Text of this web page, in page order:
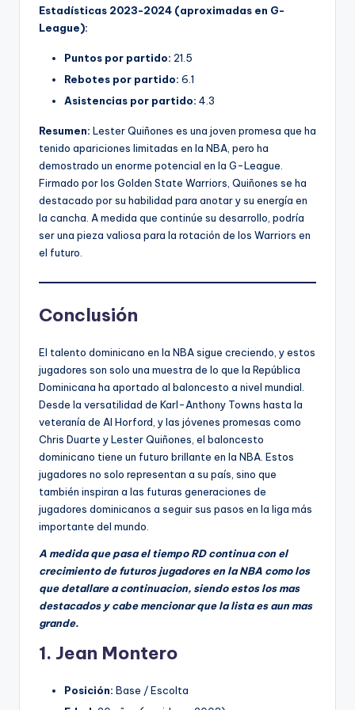
Estadísticas 2023-2024 (aproximadas en G-
League):
Puntos por partido: 21.5
Rebotes por partido: 6.1
Asistencias por partido: 4.3
Resumen: Lester Quiñones es una joven promesa que ha
tenido apariciones limitadas en la NBA, pero ha
demostrado un enorme potencial en la G-League.
Firmado por los Golden State Warriors, Quiñones se ha
destacado por su habilidad para anotar y su energía en
la cancha. A medida que continúe su desarrollo, podría
ser una pieza valiosa para la rotación de los Warriors en
el futuro.
Conclusión
El talento dominicano en la NBA sigue creciendo, y estos
jugadores son solo una muestra de lo que la República
Dominicana ha aportado al baloncesto a nivel mundial.
Desde la versatilidad de Karl-Anthony Towns hasta la
veteranía de Al Horford, y las jóvenes promesas como
Chris Duarte y Lester Quiñones, el baloncesto
dominicano tiene un futuro brillante en la NBA. Estos
jugadores no solo representan a su país, sino que
también inspiran a las futuras generaciones de
jugadores dominicanos a seguir sus pasos en la liga más
importante del mundo.
A medida que pasa el tiempo RD continua con el
crecimiento de futuros jugadores en la NBA como los
que detallare a continuacion, siendo estos los mas
destacados y cabe mencionar que la lista es aun mas
grande.
1. Jean Montero
Posición: Base / Escolta